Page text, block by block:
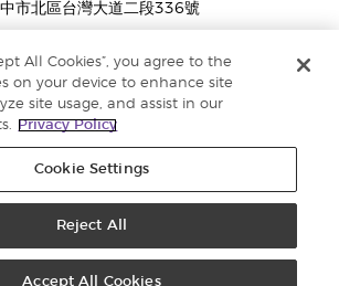
市北區台灣大道二段336號
11:00AM - 07:00PM
(例假日與國定假日除外)
All Cookies”, you agree to the
on your device to enhance site
site usage, and assist in our
Privacy Policy
Cookie Settings
Reject All
Accept All Cookies